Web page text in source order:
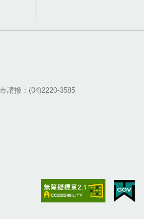
請撥：(04)2220-3585